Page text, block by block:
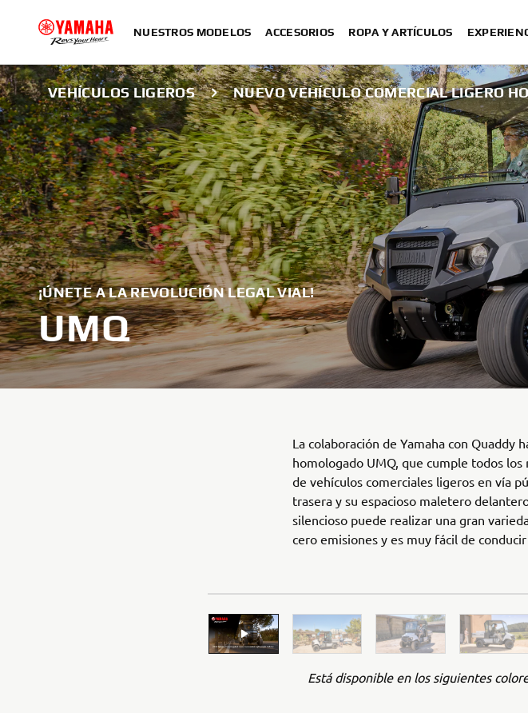
NUESTROS MODELOS ACCESORIOS ROPA Y ARTÍCULOS
VEHÍCULOS LIGEROS NUEVO VEHÍCULO COMERCIAL LIGERO
¡ÚNETE A LA REVOLUCIÓN LEGAL VIAL!
UMQ
La colaboración de Yamaha con Quaddy
homologado UMQ, que cumple todos
de vehículos comerciales ligeros en vía
trasera y su espacioso maletero
silencioso puede realizar una gran
cero emisiones y es muy fácil de
Está disponible en los siguientes